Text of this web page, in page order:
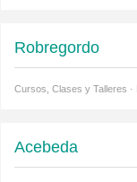
Robregordo
Cursos, Clases y Talleres ·
Acebeda